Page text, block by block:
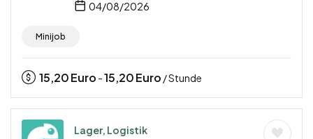
04/08/2026
Minijob
15,20Euro -15,20Euro / Stunde
Lager, Logistik